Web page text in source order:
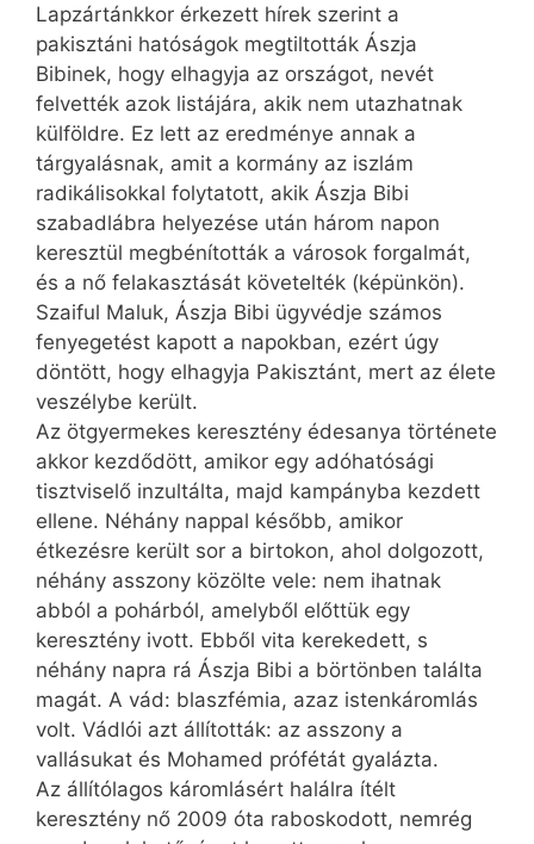
Lapzártánkkor érkezett hírek szerint a
pakisztáni hatóságok megtiltották Ászja
Bibinek, hogy elhagyja az országot, nevét
felvették azok listájára, akik nem utazhatnak
külföldre. Ez lett az eredménye annak a
tárgyalásnak, amit a kormány az iszlám
radikálisokkal folytatott, akik Ászja Bibi
szabadlábra helyezése után három napon
keresztül megbénították a városok forgalmát,
és a nő felakasztását követelték (képünkön).
Szaiful Maluk, Ászja Bibi ügyvédje számos
fenyegetést kapott a napokban, ezért úgy
döntött, hogy elhagyja Pakisztánt, mert az élete
veszélybe került.
Az ötgyermekes keresztény édesanya története
akkor kezdődött, amikor egy adóhatósági
tisztviselő inzultálta, majd kampányba kezdett
ellene. Néhány nappal később, amikor
étkezésre került sor a birtokon, ahol dolgozott,
néhány asszony közölte vele: nem ihatnak
abból a pohárból, amelyből előttük egy
keresztény ivott. Ebből vita kerekedett, s
néhány napra rá Ászja Bibi a börtönben találta
magát. A vád: blaszfémia, azaz istenkáromlás
volt. Vádlói azt állították: az asszony a
vallásukat és Mohamed prófétát gyalázta.
Az állítólagos káromlásért halálra ítélt
keresztény nő 2009 óta raboskodott, nemrég